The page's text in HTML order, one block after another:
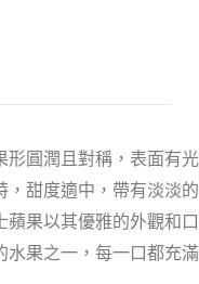
形圓潤且對稱，表面有光
，甜度適中，帶有淡淡的
蘋果以其優雅的外觀和口
水果之一，每一口都充滿